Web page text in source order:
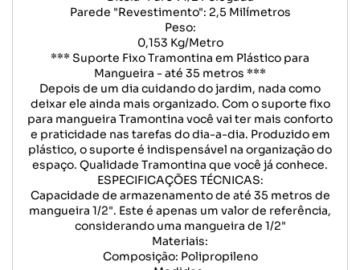
Parede "Revestimento": 2,5 Milímetros
Peso:
0,153 Kg/Metro
*** Suporte Fixo Tramontina em Plástico para
Mangueira - até 35 metros ***
Depois de um dia cuidando do jardim, nada como
deixar ele ainda mais organizado. Com o suporte fixo
para mangueira Tramontina você vai ter mais conforto
e praticidade nas tarefas do dia-a-dia. Produzido em
plástico, o suporte é indispensável na organização do
espaço. Qualidade Tramontina que você já conhece.
ESPECIFICAÇÕES TÉCNICAS:
Capacidade de armazenamento de até 35 metros de
mangueira 1/2". Este é apenas um valor de referência,
considerando uma mangueira de 1/2"
Materiais:
Composição: Polipropileno